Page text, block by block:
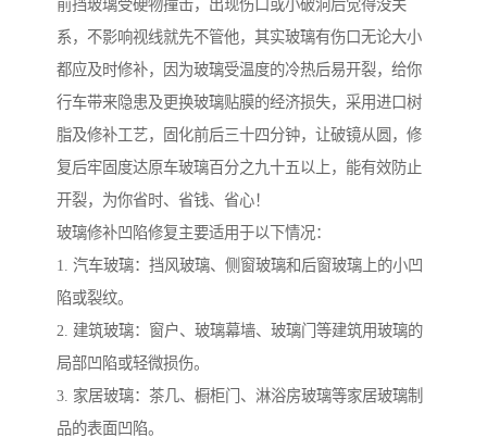
前挡玻璃受硬物撞击，出现伤口或小破洞后觉得没关
系，不影响视线就先不管他，其实玻璃有伤口无论大小
都应及时修补，因为玻璃受温度的冷热后易开裂，给你
行车带来隐患及更换玻璃贴膜的经济损失，采用进口树
脂及修补工艺，固化前后三十四分钟，让破镜从圆，修
复后牢固度达原车玻璃百分之九十五以上，能有效防止
开裂，为你省时、省钱、省心！
玻璃修补凹陷修复主要适用于以下情况：
1. 汽车玻璃：挡风玻璃、侧窗玻璃和后窗玻璃上的小凹
陷或裂纹。
2. 建筑玻璃：窗户、玻璃幕墙、玻璃门等建筑用玻璃的
局部凹陷或轻微损伤。
3. 家居玻璃：茶几、橱柜门、淋浴房玻璃等家居玻璃制
品的表面凹陷。